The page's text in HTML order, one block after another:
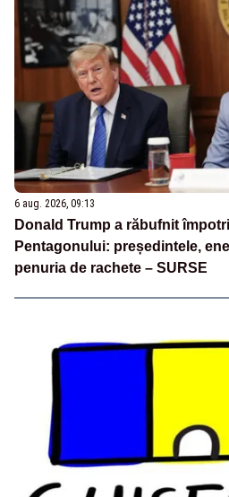
6 aug. 2026, 09:13
Donald Trump a răbufnit
Pentagonului: președintele,
penuria de rachete – SURSE